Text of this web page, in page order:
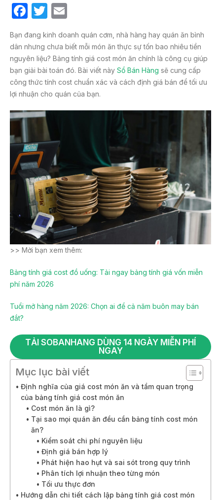
F
c
e
b
o
o
k
T
itt
er
ail
Bạn đang kinh doanh quán cơm, nhà hàng hay quán ăn bình
dân nhưng chưa biết mỗi món ăn thực sự tốn bao nhiêu tiền
nguyên liệu? Bảng tính giá cost món ăn chính là công cụ giúp
bạn giải bài toán đó. Bài viết này Sổ Bán Hàng sẽ cung cấp
công thức tính cost chuẩn xác và cách định giá bán để tối ưu
lợi nhuận cho quán của bạn.
>> Mời bạn xem thêm:
Bảng tính giá cost đồ uống: Tải ngay bảng tính giá vốn miễn
phí năm 2026
Tuổi mở hàng năm 2026: Chọn ai để cả năm buôn may bán
đắt?
TẢI SOBANHANG DÙNG 14 NGÀY MIỄN PHÍ
NGAY
Mục lục bài viết
Định nghĩa của giá cost món ăn và tầm quan trọng
của bảng tính giá cost món ăn
Cost món ăn là gì?
Tại sao mọi quán ăn đều cần bảng tính cost món
ăn?
Kiểm soát chi phí nguyên liệu
Định giá bán hợp lý
Phát hiện hao hụt và sai sót trong quy trình
Phân tích lợi nhuận theo từng món
Tối ưu thực đơn
Hướng dẫn chi tiết cách lập bảng tính giá cost món